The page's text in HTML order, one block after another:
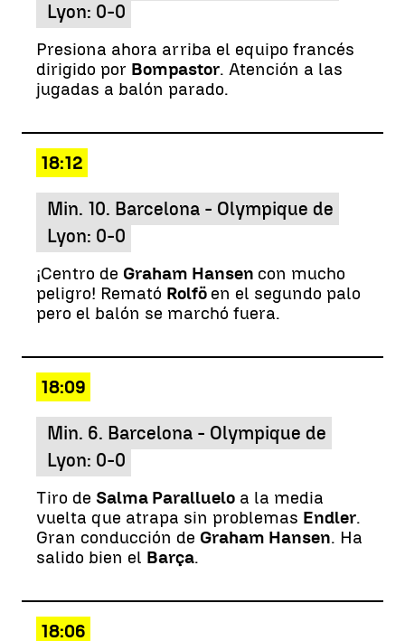
Lyon: 0-0
Presiona ahora arriba el equipo francés
dirigido por Bompastor. Atención a las
jugadas a balón parado.
18:12
Min. 10. Barcelona - Olympique de
Lyon: 0-0
¡Centro de Graham Hansen con mucho
peligro! Remató Rolfö en el segundo palo
pero el balón se marchó fuera.
18:09
Min. 6. Barcelona - Olympique de
Lyon: 0-0
Tiro de Salma Paralluelo a la media
vuelta que atrapa sin problemas Endler.
Gran conducción de Graham Hansen. Ha
salido bien el Barça.
18:06